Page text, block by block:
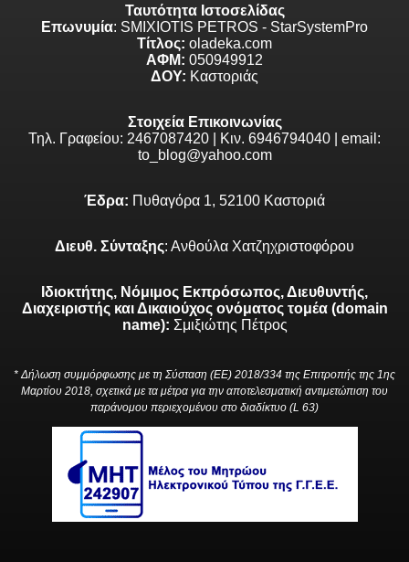
Ταυτότητα Ιστοσελίδας
Επωνυμία: SMIXIOTIS PETROS - StarSystemPro
Τίτλος: oladeka.com
ΑΦΜ: 050949912
ΔΟΥ: Καστοριάς
Στοιχεία Επικοινωνίας
Τηλ. Γραφείου: 2467087420 | Κιν. 6946794040 | email:
to_blog@yahoo.com
Έδρα: Πυθαγόρα 1, 52100 Καστοριά
Διευθ. Σύνταξης: Ανθούλα Χατζηχριστοφόρου
Ιδιοκτήτης, Νόμιμος Εκπρόσωπος, Διευθυντής,
Διαχειριστής και Δικαιούχος ονόματος τομέα (domain
name): Σμιξιώτης Πέτρος
* Δήλωση συμμόρφωσης με τη Σύσταση (ΕΕ) 2018/334 της Επιτροπής της 1ης
Μαρτίου 2018, σχετικά με τα μέτρα για την αποτελεσματική αντιμετώπιση του
παράνομου περιεχομένου στο διαδίκτυο (L 63)